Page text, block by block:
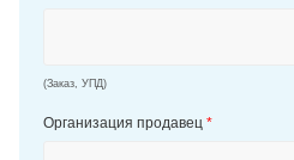
(Заказ, УПД)
Организация продавец *